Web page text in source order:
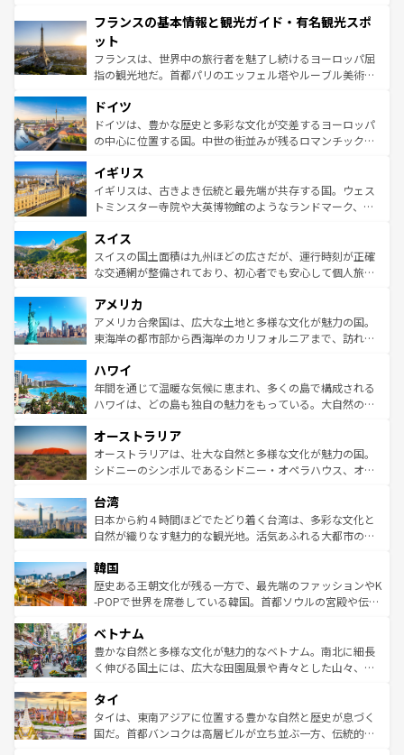
ませてくれるイタリアで、忘れられない旅をしてみよう！
なお、新着のイタリア情報は
しい。
文化が根付くこの国では、情熱的なフラメンコ、熱気あふ
れる闘牛、そして美味しいタパスが生活の一部となってい
る。首都マドリードの洗練された雰囲気や、バルセロナの
アートに溢れた街角から、地方では古代ローマ遺跡や中世
せる。地方によって風土や気候が異なるスペインはその個
性で訪れる人を魅了する。 なお、新着のスペイン情報は コ
ンテンツ一覧を参照してほしい。
フランスの基本情報と観光ガイド・有名観光スポ
ット
フランスは、世界中の旅行者を魅了し続けるヨーロッパ屈
指の観光地だ。首都パリのエッフェル塔やルーブル美術館
で、幅広い魅力が詰まっている。華麗な宮殿、歴史的な大
聖堂、美しいビーチ、そして豊かな自然が、訪れる者を心
から魅了する。また、フランスは美食の国としても知ら
いる。シャンパンの発祥地であるランス、プロヴァンスの
香り高いラベンダー畑など、多彩な楽しみ方が可能だ。さ
らに、パリ以外の地域にも魅力が溢れており、どの街角に
れる地方に足を運ぶとそれぞれで全く異なる文化を体験で
きるだろう。 なお、新着のフランス情報はコンテンツ一覧
を参照してほしい。
ドイツ
ドイツは、豊かな歴史と多彩な文化が交差するヨーロッパ
の中心に位置する国。中世の街並みが残るロマンチック街
顔を持つこの国は、どこを歩いても飽きることがない。ベ
ルリンの文化的活気、バイエルン州のアルプスの絶景、そ
してライン川沿いのワイン畑といった風景は必見。ビール
は、お酒好きな人にはぜひ体験してほしい。 なお、新着の
ドイツ情報はコンテンツ一覧を参照してほしい。
イギリス
イギリスは、古きよき伝統と最先端が共存する国。ウェス
トミンスター寺院や大英博物館のようなランドマーク、歴
リアごとに異なる魅力がある。また、優雅なアフタヌーン
ティー、ビール好きにはたまらない英国パブ、サッカー観
戦など、本場だからこそできる体験も豊富。イギリスを旅
ンツ一覧を参照してほしい。
スイス
スイスの国土面積は九州ほどの広さだが、運行時刻が正確
な交通網が整備されており、初心者でも安心して個人旅行
の建物がそのまま残る町や、スイスならではのユニークな
博物館もあり、アルプス観光だけでなく町歩きも満喫する
ことができる。国民の所得が高いため物価も高いが、旅行
ば市内交通費無料で観光を楽しむこともできる。 なお、新
着のスイス情報はコンテンツ一覧 を参照してほしい。
アメリカ
アメリカ合衆国は、広大な土地と多様な文化が魅力の国。
東海岸の都市部から西海岸のカリフォルニアまで、訪れる
のような巨大都市は、観光、ショッピング、エンターテイ
ンメントが詰まった刺激的なスポットだ。一方、アメリカ
西部には大自然が広がり、グランドキャニオンやイエロー
部のニューオーリンズでは、音楽と美食が融合した独特の
文化が魅力。旅行者はアメリカの各地域で異なる魅力を楽
しみながら、その多様性と豊かな歴史を感じることができ
ならではの贅沢な旅のスタイルだ。 なお、新着のアメリカ
情報はコンテンツ一覧を参照してほしい。
ハワイ
年間を通じて温暖な気候に恵まれ、多くの島で構成される
ハワイは、どの島も独自の魅力をもっている。大自然の神
ワイ島は見逃せない。また、定番の観光地といえばオアフ
島だが、静かな自然を求めるならマウイ島やカウアイ島が
おすすめ。エメラルドグリーンに輝く海をはじめ、豊かな
れるおもてなしの心で訪れる人々を迎えてくれるハワイの
人々、おいしいローカルフードやハワイアンミュージッ
ク、伝統的なフラダンスなど、すべてがハワイの魅力を彩
ワイを、存分に味わってほしい。 なお、新着のハワイ情報
はコンテンツ一覧を参照してほしい。
オーストラリア
オーストラリアは、壮大な自然と多様な文化が魅力の国。
シドニーのシンボルであるシドニー・オペラハウス、オー
リアリーフや大陸中央部にそびえるウルル（エアーズロッ
ク）、タスマニアの美しい原生林やケアンズの熱帯雨林な
ど、見どころがたくさん。また、カフェやワイン、オージ
いる。アクティビティも充実しており、サーフィンやダイ
ビング、ハイキングなど、アウトドア好きにはたまらな
い。オーストラリアの多彩な魅力を存分に味わいつくそ
参照してほしい。
台湾
日本から約４時間ほどでたどり着く台湾は、多彩な文化と
自然が織りなす魅力的な観光地。活気あふれる大都市の台
ン）、静ひつな山岳地帯である台湾東部など、都市の喧騒
と山間の静けさが共存しており、訪れる人に新しい発見と
驚きをもたらしてくれる。また、奥深い台湾の食文化も魅
容にもいいと評判のスイーツなど、バラエティ豊かな料理
が味わえる。 なお、新着の台湾情報は コンテンツ一覧を参
照してほしい。
韓国
歴史ある王朝文化が残る一方で、最先端のファッションやK
-POPで世界を席巻している韓国。首都ソウルの宮殿や伝統
き、地方に足を延ばせば四季折々の自然美を楽しむことが
できる。そして、キムチや焼肉、絶品のストリートフード
まで、さまざまな韓国料理が待っている。夜には、韓国な
リティに包まれながら、韓国の多彩な魅力を心ゆくまで味
わってみてほしい。 なお、新着の韓国情報はコンテンツ一
覧を参照してほしい。
ベトナム
豊かな自然と多様な文化が魅力的なベトナム。南北に細長
く伸びる国土には、広大な田園風景や青々とした山々、世
急速な発展と共に伝統が息づく。ハノイの古い町並みやホ
ーチミン市のフランス統治時代の建物も、独特の雰囲気を
醸し出している。また、バラエティの豊かさとおいしさで
タイ
タイは、東南アジアに位置する豊かな自然と歴史が息づく
国だ。首都バンコクは高層ビルが立ち並ぶ一方、伝統的な